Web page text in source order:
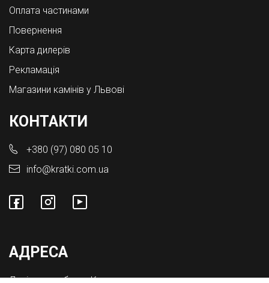
Оплата частинами
Повернення
Карта дилерів
Рекламація
Магазини камінів у Львові
КОНТАКТИ
+380 (97) 080 05 10
info@kratki.com.ua
АДРЕСА
Львівська обл., с. Конопниця,